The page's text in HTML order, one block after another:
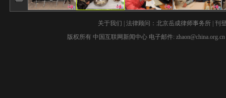
关于我们 | 法律顾问： 北京岳成律师事务所 刊
版权所有 中国互联网新闻中心 电子邮件: zhaon@china.org.cn